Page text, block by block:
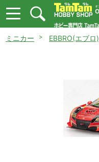
ミニカー EBBRO(エブロ)